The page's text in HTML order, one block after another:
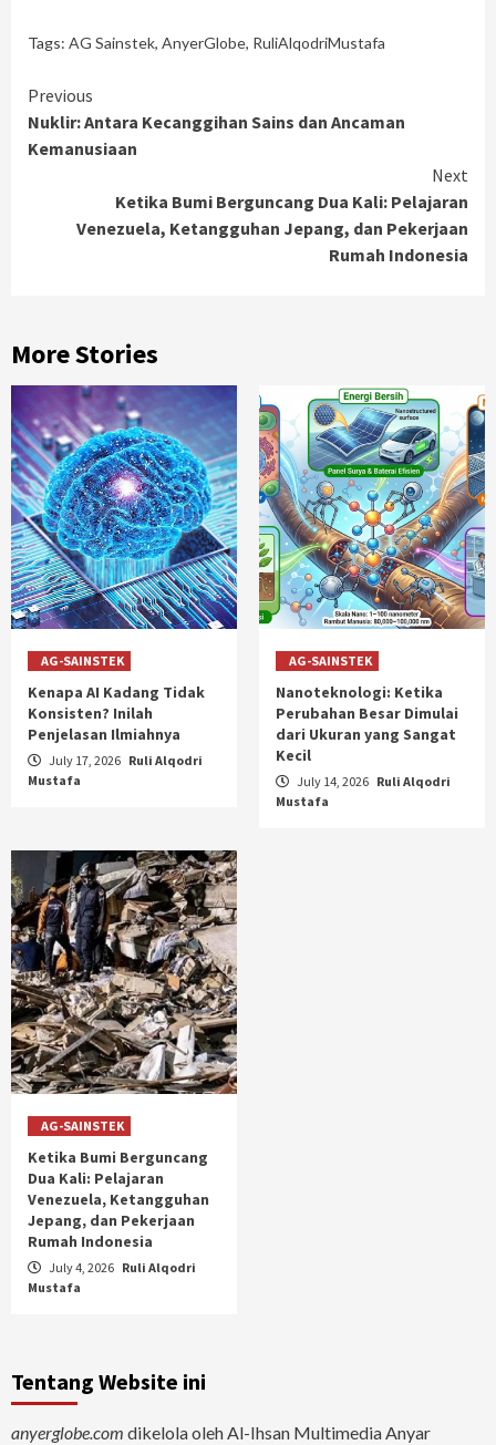
Tags: AG Sainstek, AnyerGlobe, RuliAlqodriMustafa
Continue
Reading
Previous
Nuklir: Antara Kecanggihan Sains dan Ancaman
Kemanusiaan
Next
Ketika Bumi Berguncang Dua Kali: Pelajaran
Venezuela, Ketangguhan Jepang, dan Pekerjaan
Rumah Indonesia
More Stories
AG-SAINSTEK
Kenapa AI Kadang Tidak
Konsisten? Inilah
Penjelasan Ilmiahnya
July 17, 2026 Ruli Alqodri
Mustafa
AG-SAINSTEK
Nanoteknologi: Ketika
Perubahan Besar Dimulai
dari Ukuran yang Sangat
Kecil
July 14, 2026 Ruli Alqodri
Mustafa
AG-SAINSTEK
Ketika Bumi Berguncang
Dua Kali: Pelajaran
Venezuela, Ketangguhan
Jepang, dan Pekerjaan
Rumah Indonesia
July 4, 2026 Ruli Alqodri
Mustafa
Tentang Website ini
anyerglobe.com dikelola oleh Al-Ihsan Multimedia Anyar